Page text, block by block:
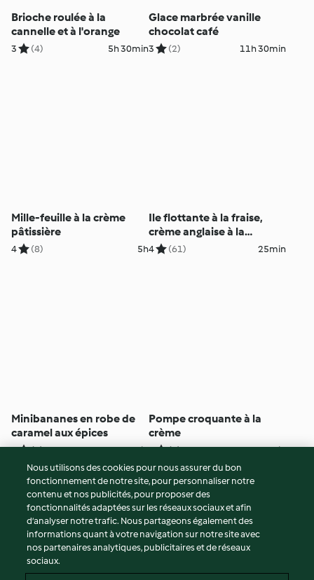
Brioche roulée à la
cannelle et à l'orange
3 (4) 5h 30min
Glace marbrée vanille
chocolat café
3 (2) 11h 30min
Mille-feuille à la crème
pâtissière
4 (8) 5h
Ile flottante à la fraise,
crème anglaise à la
menthe
4 (61) 25min
Minibananes en robe de
caramel aux épices
4 (9) 1h 50min
Pompe croquante à la
crème
4 (5) 5h 30min
© Copyright 2026
Conditions d'utilisation
Politique de confidentialité
Non-responsabilité
Mentions légales
Nous utilisons des cookies pour nous assurer du bon
fonctionnement de notre site, pour personnaliser notre
contenu et nos publicités, pour proposer des
fonctionnalités adaptées sur les réseaux sociaux et afin
d’analyser notre trafic. Nous partageons également des
informations quant à votre navigation sur notre site avec
nos partenaires analytiques, publicitaires et de réseaux
sociaux.